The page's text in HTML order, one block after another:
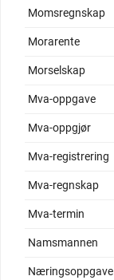
Momsregnskap
Morarente
Morselskap
Mva-oppgave
Mva-oppgjør
Mva-registrering
Mva-regnskap
Mva-termin
Namsmannen
Næringsoppgave